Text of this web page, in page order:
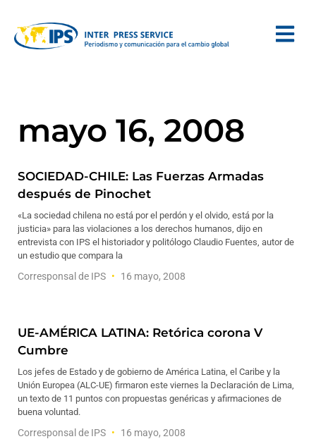
mayo 16, 2008
SOCIEDAD-CHILE: Las Fuerzas Armadas
después de Pinochet
«La sociedad chilena no está por el perdón y el olvido, está por la
justicia» para las violaciones a los derechos humanos, dijo en
entrevista con IPS el historiador y politólogo Claudio Fuentes, autor de
un estudio que compara la
Corresponsal de IPS 16 mayo, 2008
UE-AMÉRICA LATINA: Retórica corona V
Cumbre
Los jefes de Estado y de gobierno de América Latina, el Caribe y la
Unión Europea (ALC-UE) firmaron este viernes la Declaración de Lima,
un texto de 11 puntos con propuestas genéricas y afirmaciones de
buena voluntad.
Corresponsal de IPS 16 mayo, 2008